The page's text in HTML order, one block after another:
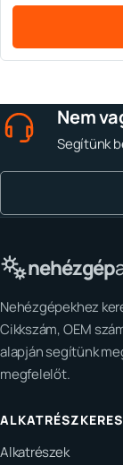
Nem
Segítünk
nehézgép
Nehézgépekhez
Cikkszám, OEM
alapján segítünk
megfelelőt.
Alkatrészek